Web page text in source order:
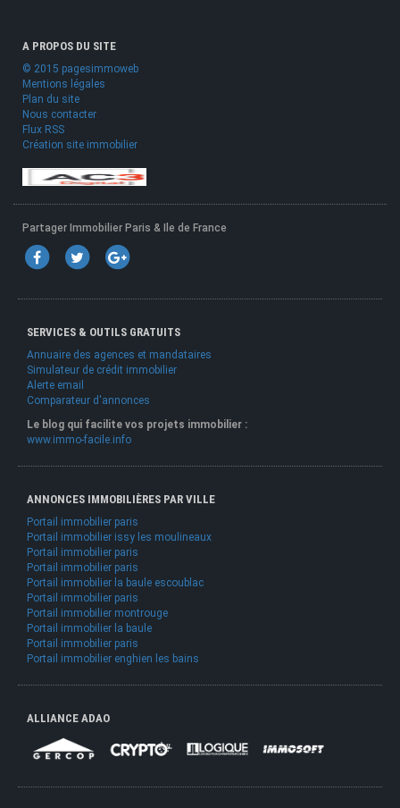
A PROPOS DU SITE
© 2015 pagesimmoweb
Mentions légales
Plan du site
Nous contacter
Flux RSS
Création site immobilier
Partager Immobilier Paris & Ile de France
SERVICES & OUTILS GRATUITS
Annuaire des agences et mandataires
Simulateur de crédit immobilier
Alerte email
Comparateur d'annonces
Le blog qui facilite vos projets immobilier :
www.immo-facile.info
ANNONCES IMMOBILIÈRES PAR VILLE
Portail immobilier paris
Portail immobilier issy les moulineaux
Portail immobilier paris
Portail immobilier paris
Portail immobilier la baule escoublac
Portail immobilier paris
Portail immobilier montrouge
Portail immobilier la baule
Portail immobilier paris
Portail immobilier enghien les bains
ALLIANCE ADAO